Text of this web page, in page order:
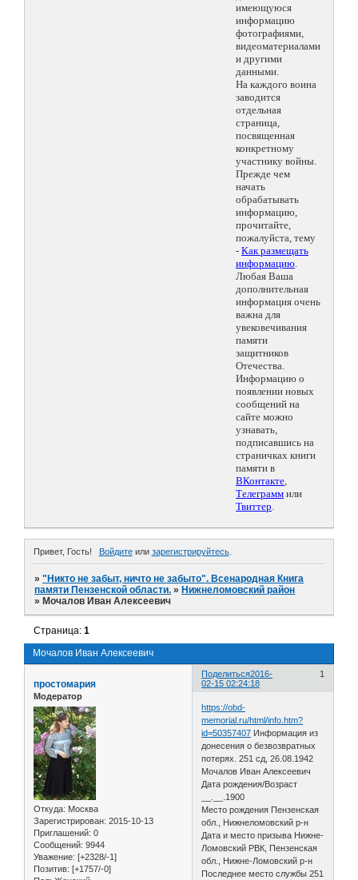
имеющуюся
информацию
фотографиями,
видеоматериалами
и другими
данными.
На каждого воина
заводится
отдельная
страница,
посвященная
конкретному
участнику войны.
Прежде чем
начать
обрабатывать
информацию,
прочитайте,
пожалуйста, тему
- Как размещать
информацию.
Любая Ваша
дополнительная
информация очень
важна для
увековечивания
памяти
защитников
Отечества.
Информацию о
появлении новых
сообщений на
сайте можно
узнавать,
подписавшись на
страничках книги
памяти в
ВКонтакте,
Телеграмм или
Твиттер.
Привет, Гость! Войдитеили зарегистрируйтесь.
»"Никто не забыт, ничто не забыто". Всенародная Книга
памяти Пензенской области. » Нижнеломовский район
» Мочалов Иван Алексеевич
Мочалов Иван Алексеевич
Страница:1
Поделиться 1
2016-
02-15 02:24:18
простомария
Модератор
Откуда: Москва
Зарегистрирован: 2015-10-13
Приглашений: 0
Сообщений: 9944
Уважение: [+2328/-1]
Позитив: [+1757/-0]
https://obd-
memorial.ru/html/info.htm?
id=50357407 Информация из
донесения о безвозвратных
потерях. 251 сд, 26.08.1942
Мочалов Иван Алексеевич
Дата рождения/Возраст
__.__.1900
Место рождения Пензенская
обл., Нижнеломовский р-н
Дата и место призыва Нижне-
Ломовский РВК, Пензенская
обл., Нижне-Ломовский р-н
Последнее место службы 251